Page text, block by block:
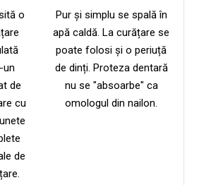
o
un
de
cu
de
Pur și simplu se spală în
apă caldă. La curățare se
poate folosi și o periuță
de dinți. Proteza dentară
nu se "absoarbe" ca
omologul din nailon.